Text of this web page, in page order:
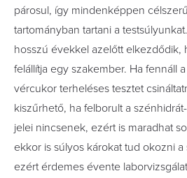
párosul, így mindenképpen
tartományban tartani a
hosszú évekkel azelőtt elkezdődik,
felállítja egy szakember. Ha fennáll
vércukor terheléses tesztet
kiszűrhető, ha felborult a
jelei nincsenek, ezért is maradhat
ekkor is súlyos károkat tud okozni
ezért érdemes évente